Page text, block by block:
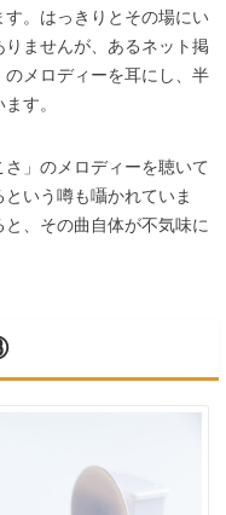
。はっきりとその場にい
ませんが、あるネット掲
メロディーを耳にし、半
す。
」のメロディーを聴いて
いう噂も囁かれていま
、その曲自体が不気味に